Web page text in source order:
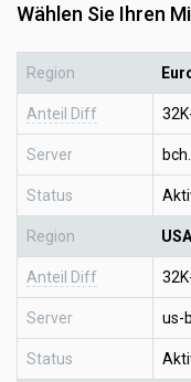
Wählen Sie Ihren
Region
Anteil Diff
Server
Status
Region USA
Anteil Diff
Server us-
Status